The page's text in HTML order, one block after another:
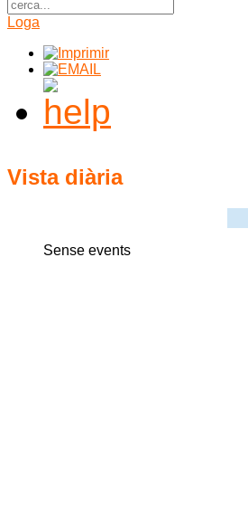
Loga
Vista diària
Sense events